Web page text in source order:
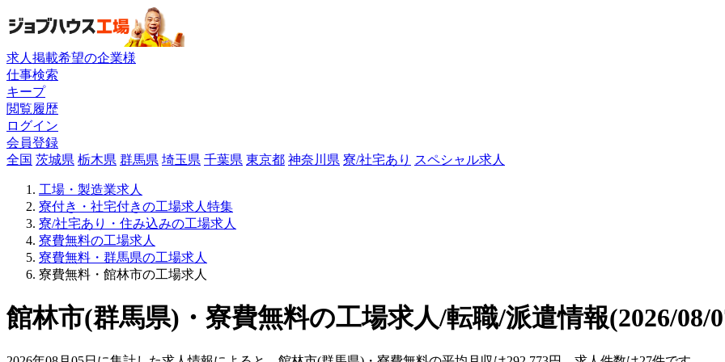
求人掲載希望の企業様
仕事検索
キープ
閲覧履歴
ログイン
会員登録
全国 茨城県 栃木県 群馬県 埼玉県 千葉県 東京都 神奈川県 寮/社宅あり スペシャル求人
工場・製造業求人
寮付き・社宅付きの工場求人特集
寮/社宅あり・住み込みの工場求人
寮費無料の工場求人
寮費無料・群馬県の工場求人
寮費無料・館林市の工場求人
館林市(群馬県)・寮費無料の工場求人/転職/派遣情報(2026/08/